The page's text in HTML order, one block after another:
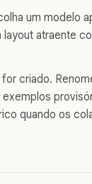
um modelo
atraente
criado.
quando os